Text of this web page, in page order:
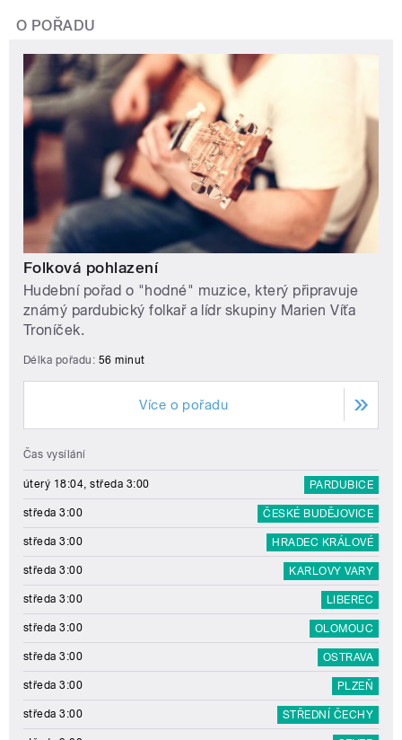
O POŘADU
Folková pohlazení
Hudební pořad o "hodné" muzice, který připravuje
známý pardubický folkař a lídr skupiny Marien Víťa
Troníček.
Délka pořadu: 56 minut
Více o pořadu
Čas vysílání
úterý 18:04, středa 3:00 PARDUBICE
středa 3:00 ČESKÉ BUDĚJOVICE
středa 3:00 HRADEC KRÁLOVÉ
středa 3:00 KARLOVY VARY
středa 3:00 LIBEREC
středa 3:00 OLOMOUC
středa 3:00 OSTRAVA
středa 3:00 PLZEŇ
středa 3:00 STŘEDNÍ ČECHY